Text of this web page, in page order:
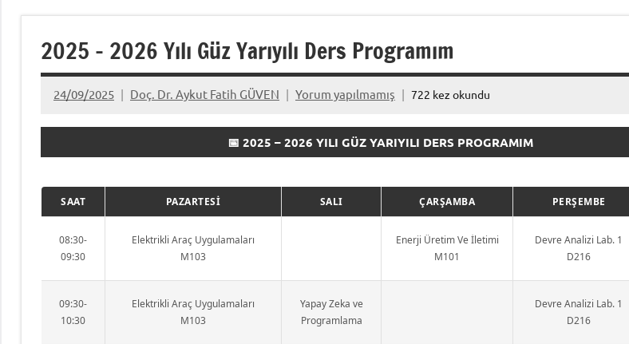
2025 – 2026 Yılı Güz Yarıyılı Ders Programım
24/09/2025 Doç. Dr. Aykut Fatih GÜVEN Yorum yapılmamış 722 kez okundu
📅 2025 – 2026 YILI GÜZ YARIYILI DERS PROGRAMIM
SAAT PAZARTESİ SALI ÇARŞAMBA PERŞEMBE
08:30-
09:30
Elektrikli Araç Uygulamaları
M103
Enerji Üretim Ve İletimi
M101
Devre Analizi Lab. 1
D216
09:30-
10:30
Elektrikli Araç Uygulamaları
M103
Yapay Zeka ve
Programlama
Devre Analizi Lab. 1
D216